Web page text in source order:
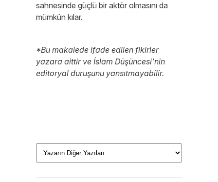
sahnesinde güçlü bir aktör olmasını da
mümkün kılar.
*Bu makalede ifade edilen fikirler
yazara aittir ve İslam Düşüncesi'nin
editoryal duruşunu yansıtmayabilir.